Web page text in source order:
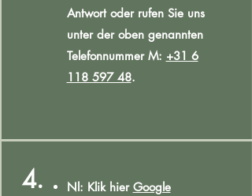
Antwort oder rufen Sie uns
unter der oben genannten
Telefonnummer M: +31 6
118 597 48.
4. Nl: Klik hier Google